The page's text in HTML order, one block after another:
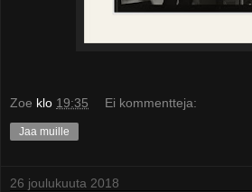
Zoe klo 19:35 Ei kommentteja:
Jaa muille
26 joulukuuta 2018